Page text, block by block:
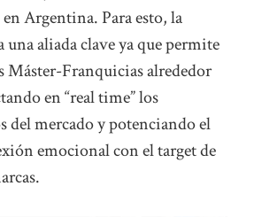
Argentina. Para esto, la
aliada clave ya que permite
Máster-Franquicias alrededor
en “real time” los
del mercado y potenciando el
emocional con el target de